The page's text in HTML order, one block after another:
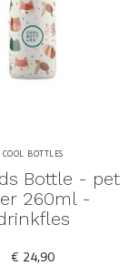
COOL BOTTLES
Bottle - pet
260ml -
€ 24,90